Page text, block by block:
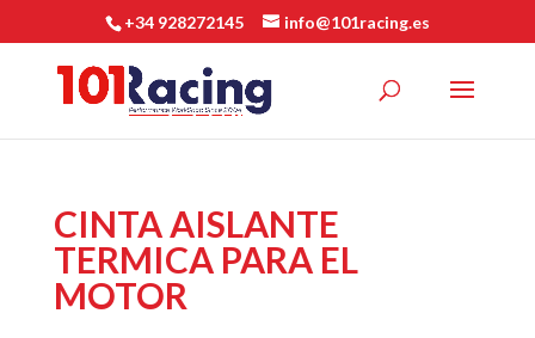
+34 928272145 info@101racing.es
CINTA AISLANTE
TERMICA PARA EL
MOTOR